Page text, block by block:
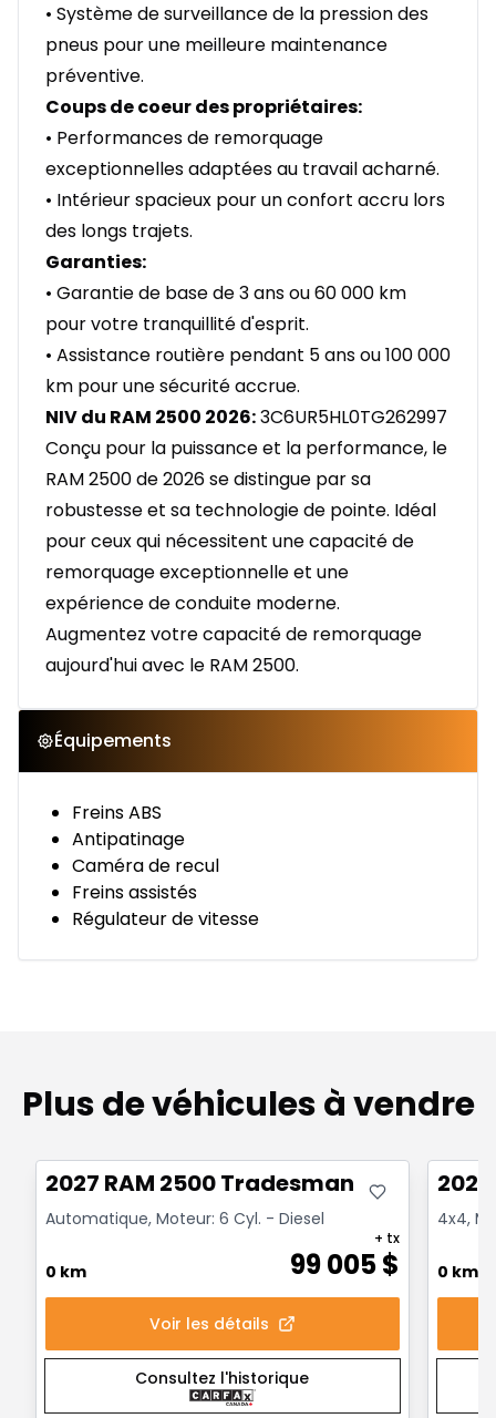
• Système de surveillance de la pression des
pneus pour une meilleure maintenance
préventive.
Coups de coeur des propriétaires:
• Performances de remorquage
exceptionnelles adaptées au travail acharné.
• Intérieur spacieux pour un confort accru lors
des longs trajets.
Garanties:
• Garantie de base de 3 ans ou 60 000 km
pour votre tranquillité d'esprit.
• Assistance routière pendant 5 ans ou 100 000
km pour une sécurité accrue.
NIV du RAM 2500 2026:3C6UR5HL0TG262997
Conçu pour la puissance et la performance, le
RAM 2500 de 2026 se distingue par sa
robustesse et sa technologie de pointe. Idéal
pour ceux qui nécessitent une capacité de
remorquage exceptionnelle et une
expérience de conduite moderne.
Augmentez votre capacité de remorquage
aujourd'hui avec le RAM 2500.
Équipements
Freins ABS
Antipatinage
Caméra de recul
Freins assistés
Régulateur de vitesse
Plus de véhicules à vendre
2027 RAM 2500 Tradesman
Automatique, Moteur: 6 Cyl. - Diesel
0 km 99 005$
+ tx
Voir les détails
Consultez l'historique
4x4,
0 km